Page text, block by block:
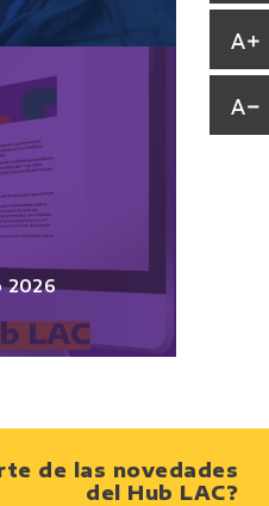
2026
de las novedades
del Hub LAC?